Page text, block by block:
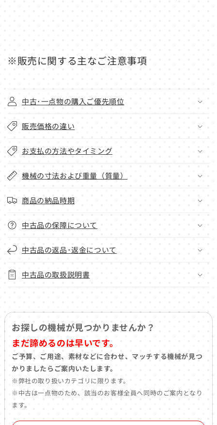
※販売に関する主なご注意事項
中古･一点物の購入ご優先順位
販売価格の違い
お支払の方法やタイミング
機械の寸法および重量（質量）
商品の納品時期
中古品の保障について
中古品の返品･返金について
中古品の取扱説明書
お探しの機械が見つかりませんか？
まだ諦めるのは早いです。
ご予算、ご用途、素材などに合わせ、マッチする機械が見つ
かりましたらご案内いたします。
※弊社の取り扱いカテゴリに限ります。
※中古は一点物のため、該当のお客様全員へ同時のご案内となり
ます。